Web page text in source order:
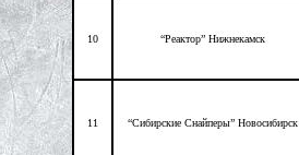
10 “Реактор” Нижнекамск
11 “Сибирские Снайперы” Новосибирск